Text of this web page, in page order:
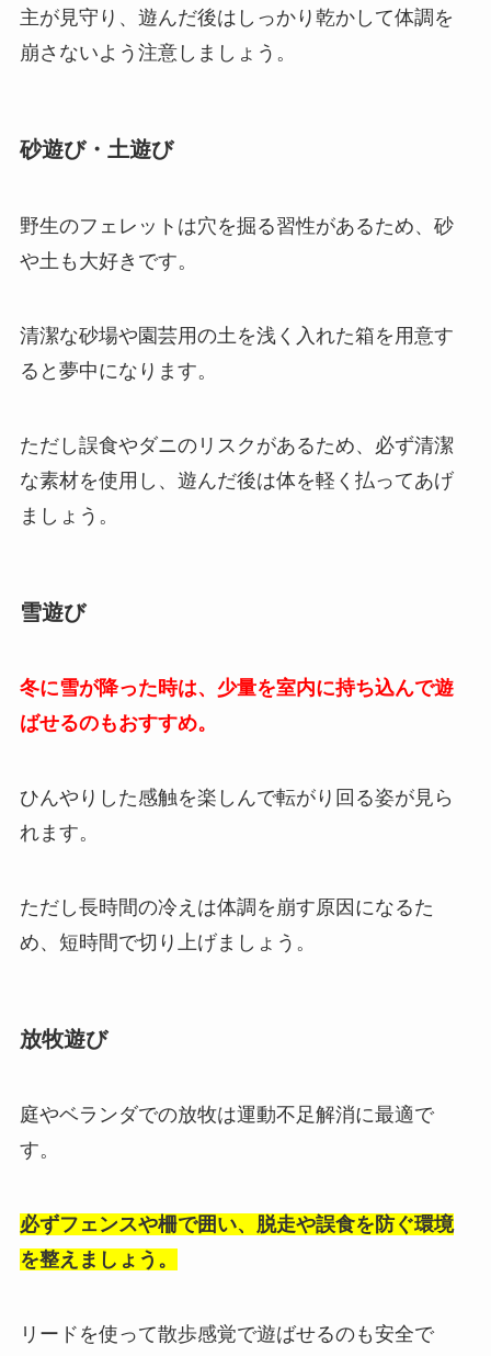
主が見守り、遊んだ後はしっかり乾かして体調を
崩さないよう注意しましょう。
砂遊び・土遊び
野生のフェレットは穴を掘る習性があるため、砂
や土も大好きです。
清潔な砂場や園芸用の土を浅く入れた箱を用意す
ると夢中になります。
ただし誤食やダニのリスクがあるため、必ず清潔
な素材を使用し、遊んだ後は体を軽く払ってあげ
ましょう。
雪遊び
冬に雪が降った時は、少量を室内に持ち込んで遊
ばせるのもおすすめ。
ひんやりした感触を楽しんで転がり回る姿が見ら
れます。
ただし長時間の冷えは体調を崩す原因になるた
め、短時間で切り上げましょう。
放牧遊び
庭やベランダでの放牧は運動不足解消に最適で
す。
必ずフェンスや柵で囲い、脱走や誤食を防ぐ環境
を整えましょう。
リードを使って散歩感覚で遊ばせるのも安全で